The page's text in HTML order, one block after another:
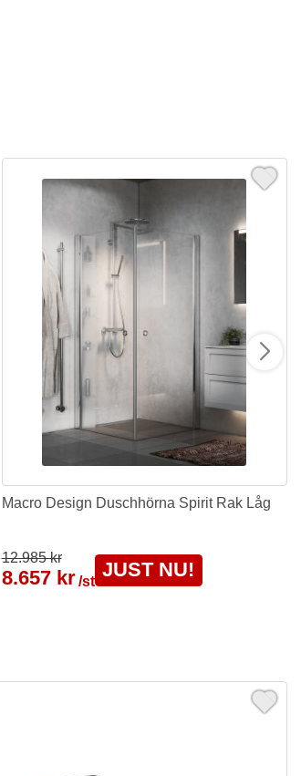
Macro Design Duschhörna Spirit Rak Låg
12.985 kr
8.657 kr /st
JUST NU!